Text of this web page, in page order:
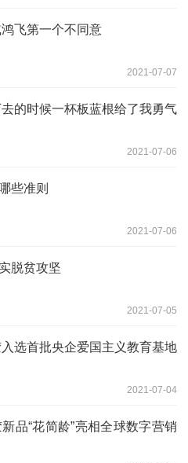
飞第一个不同意
2021-07-07
的时候一杯板蓝根给了我勇气
2021-07-06
些准则
2021-07-06
脱贫攻坚
2021-07-05
选首批央企爱国主义教育基地
2021-07-04
品“花简龄”亮相全球数字营销